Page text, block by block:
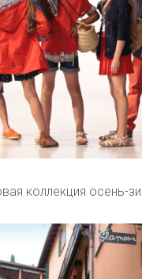
коллекция осень-